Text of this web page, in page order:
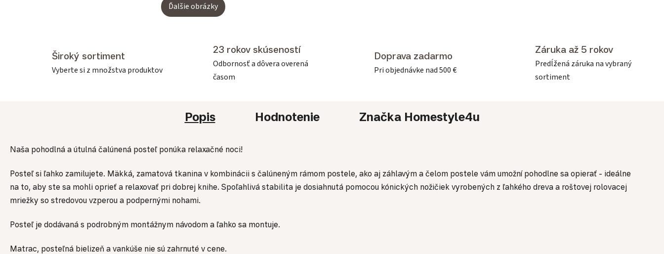
Ďalšie obrázky
Široký sortiment
Vyberte si z množstva produktov
23 rokov skúseností
Odbornosť a dôvera overená
časom
Doprava zadarmo
Pri objednávke nad 500 €
Záruka až 5 rokov
Predĺžená záruka na vybraný
sortiment
Popis Hodnotenie ZnačkaHomestyle4u
Naša pohodlná a útulná čalúnená posteľ ponúka relaxačné noci!
Posteľ si ľahko zamilujete. Mäkká, zamatová tkanina v kombinácii s čalúneným rámom postele, ako aj záhlavým a čelom postele vám umožní pohodlne sa opierať - ideálne
na to, aby ste sa mohli oprieť a relaxovať pri dobrej knihe. Spoľahlivá stabilita je dosiahnutá pomocou kónických nožičiek vyrobených z ľahkého dreva a roštovej rolovacej
mriežky so stredovou vzperou a podpernými nohami.
Posteľ je dodávaná s podrobným montážnym návodom a ľahko sa montuje.
Matrac, posteľná bielizeň a vankúše nie sú zahrnuté v cene.